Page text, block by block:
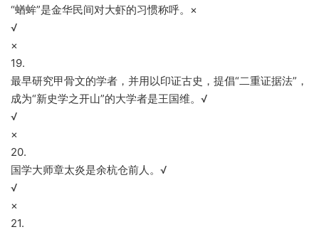
“蝤蛑”是金华民间对大虾的习惯称呼。×
√
×
19.
最早研究甲骨文的学者，并用以印证古史，提倡“二重证据法”，
成为“新史学之开山”的大学者是王国维。√
√
×
20.
国学大师章太炎是余杭仓前人。√
√
×
21.